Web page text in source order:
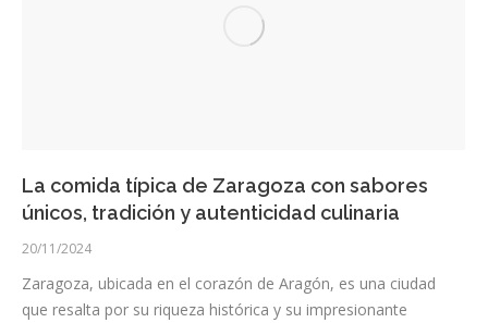
La comida típica de Zaragoza con sabores
únicos, tradición y autenticidad culinaria
20/11/2024
Zaragoza, ubicada en el corazón de Aragón, es una ciudad
que resalta por su riqueza histórica y su impresionante